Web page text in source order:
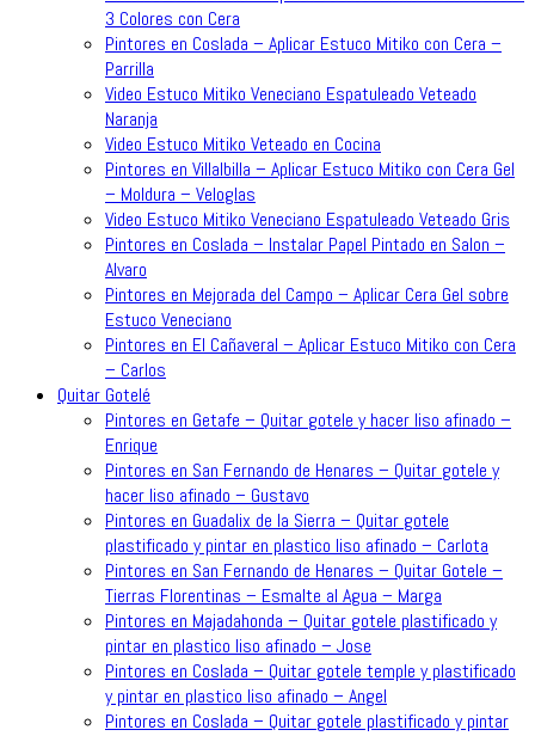
3 Colores con Cera
Pintores en Coslada – Aplicar Estuco Mitiko con Cera –
Parrilla
Video Estuco Mitiko Veneciano Espatuleado Veteado
Naranja
Video Estuco Mitiko Veteado en Cocina
Pintores en Villalbilla – Aplicar Estuco Mitiko con Cera Gel
– Moldura – Veloglas
Video Estuco Mitiko Veneciano Espatuleado Veteado Gris
Pintores en Coslada – Instalar Papel Pintado en Salon –
Alvaro
Pintores en Mejorada del Campo – Aplicar Cera Gel sobre
Estuco Veneciano
Pintores en El Cañaveral – Aplicar Estuco Mitiko con Cera
– Carlos
Quitar Gotelé
Pintores en Getafe – Quitar gotele y hacer liso afinado –
Enrique
Pintores en San Fernando de Henares – Quitar gotele y
hacer liso afinado – Gustavo
Pintores en Guadalix de la Sierra – Quitar gotele
plastificado y pintar en plastico liso afinado – Carlota
Pintores en San Fernando de Henares – Quitar Gotele –
Tierras Florentinas – Esmalte al Agua – Marga
Pintores en Majadahonda – Quitar gotele plastificado y
pintar en plastico liso afinado – Jose
Pintores en Coslada – Quitar gotele temple y plastificado
y pintar en plastico liso afinado – Angel
Pintores en Coslada – Quitar gotele plastificado y pintar